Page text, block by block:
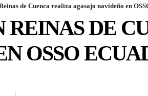
de Cuenca realiza agasajo navideño en
REINAS DE
OSSO